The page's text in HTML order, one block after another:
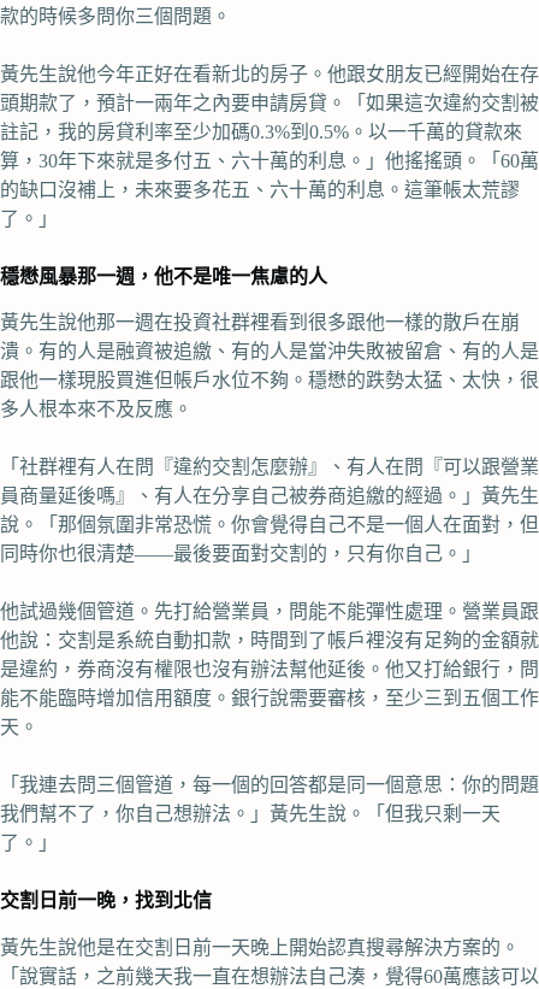
款的時候多問你三個問題。
黃先生說他今年正好在看新北的房子。他跟女朋友已經開始在存
頭期款了，預計一兩年之內要申請房貸。「如果這次違約交割被
註記，我的房貸利率至少加碼0.3%到0.5%。以一千萬的貸款來
算，30年下來就是多付五、六十萬的利息。」他搖搖頭。「60萬
的缺口沒補上，未來要多花五、六十萬的利息。這筆帳太荒謬
了。」
穩懋風暴那一週，他不是唯一焦慮的人
黃先生說他那一週在投資社群裡看到很多跟他一樣的散戶在崩
潰。有的人是融資被追繳、有的人是當沖失敗被留倉、有的人是
跟他一樣現股買進但帳戶水位不夠。穩懋的跌勢太猛、太快，很
多人根本來不及反應。
「社群裡有人在問『違約交割怎麼辦』、有人在問『可以跟營業
員商量延後嗎』、有人在分享自己被券商追繳的經過。」黃先生
說。「那個氛圍非常恐慌。你會覺得自己不是一個人在面對，但
同時你也很清楚——最後要面對交割的，只有你自己。」
他試過幾個管道。先打給營業員，問能不能彈性處理。營業員跟
他說：交割是系統自動扣款，時間到了帳戶裡沒有足夠的金額就
是違約，券商沒有權限也沒有辦法幫他延後。他又打給銀行，問
能不能臨時增加信用額度。銀行說需要審核，至少三到五個工作
天。
「我連去問三個管道，每一個的回答都是同一個意思：你的問題
我們幫不了，你自己想辦法。」黃先生說。「但我只剩一天
了。」
交割日前一晚，找到北信
黃先生說他是在交割日前一天晚上開始認真搜尋解決方案的。
「說實話，之前幾天我一直在想辦法自己湊，覺得60萬應該可以